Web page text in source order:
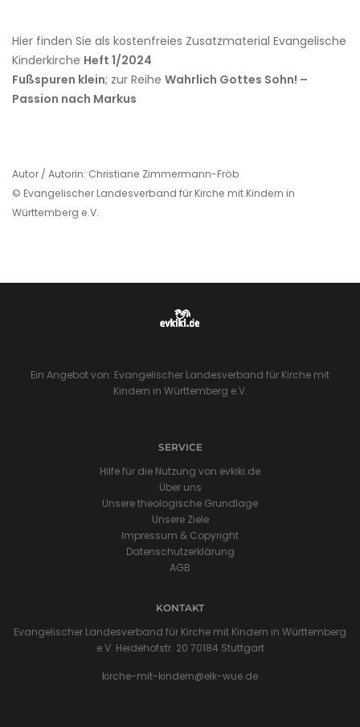
Hier finden Sie als kostenfreies Zusatzmaterial Evangelische
Kinderkirche Heft 1/2024
Fußspuren klein; zur Reihe Wahrlich Gottes Sohn! –
Passion nach Markus
Autor / Autorin: Christiane Zimmermann-Fröb
© Evangelischer Landesverband für Kirche mit Kindern in
Württemberg e.V.
Ein Angebot von: Evangelischer Landesverband für Kirche mit
Kindern in Württemberg e.V.
SERVICE
Hilfe für die Nutzung von evkiki.de
Über uns
Unsere theologische Grundlage
Unsere Ziele
Impressum & Copyright
Datenschutzerklärung
AGB
KONTAKT
Evangelischer Landesverband für Kirche mit Kindern in Württemberg
e.V. Heidehofstr. 20 70184 Stuttgart
kirche-mit-kindern@elk-wue.de